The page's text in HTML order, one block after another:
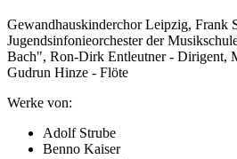
Gewandhauskinderchor Leipzig, Frank
Jugendsinfonieorchester der
Bach", Ron-Dirk Entleutner - Dirigent,
Gudrun Hinze - Flöte
Werke von:
Adolf Strube
Benno Kaiser